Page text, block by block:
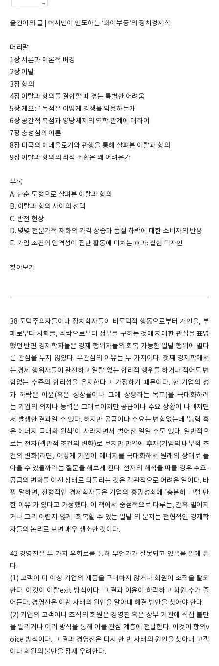
옮긴이의 글 | 허시먼이 인도하는 ‘화이부동’의 정치경제학
머리말
1장 서론과 이론적 배경
2장 이탈
3장 항의
4장 이탈과 항의를 결합할 때 겪는 특별한 어려움
5장 게으른 독점은 어떻게 경쟁을 악용하는가
6장 공간적 복점과 양당체제의 역학 관계에 대하여
7장 충성심의 이론
8장 미국의 이데올로기와 관행을 통해 살펴본 이탈과 항의
9장 이탈과 항의의 최적 조합은 왜 어려운가
부록
A. 단순 도형으로 살펴본 이탈과 항의
B. 이탈과 항의 사이의 선택
C. 반전 현상
D. 몇몇 전문가적 재화의 가격 상승과 품질 하락에 대한 소비자의 반응
E. 가입 조건의 엄격성이 집단 활동에 미치는 효과: 실험 디자인
찾아보기
38 도덕주의자들이나 정치학자들이 비도덕적 행동으로부터 개인을, 부
패로부터 사회를, 쇠락으로부터 정부를 구하는 것에 지대한 관심을 표명
했던 반면 경제학자들은 경제 행위자들의 회복 가능한 일탈 행위에 별다
른 관심을 두지 않았다. 무관심의 이유는 두 가지이다. 첫째 경제학에서
는 경제 행위자들이 완전하고 일탈 없는 합리적 행위를 하거나 적어도 변
함없는 수준의 합리성을 유지한다고 가정하기 때문이다. 한 기업의 성
과 하락은 이윤(혹은 성장률이나 그에 상응하는 목표)을 극대화하려
는 기업의 의지나 능력은 그대로이지만 공급이나 수요 상황이 나빠지면
서 발생한 결과일 수 있다. 하지만 공급이나 수요는 변함없는데 '능력 혹
은 에너지 극대화 원칙’이 사라지면서 벌어진 일일 수도 있다. 일반적으
로는 전자(객관적 조건의 변화)로 보지만 만약에 후자(기업의 내부적 조
건의 변화)라면, 어떻게 기업이 에너지를 극대화해서 원래의 상태로 돌
아올 수 있을까라는 질문을 해보게 된다. 전자의 해석을 따를 경우 수요-
공급의 변화를 이전 상태로 되돌리는 것은 객관적으로 어려운 일이다. 바
꿔 말하면, 전형적인 경제학자들은 기업의 흥망성쇠에 '충분히 그럴 만
한 이유'가 있다고 가정했다. 이 책에서 중점적으로 다루는, 간혹 벌어지
거나 그리 어렵지 않게 '회복할 수 있는 일탈'의 문제는 전형적인 경제학
자들의 논리로 보면 매우 생소한 것이다.
42 경영진은 두 가지 우회로를 통해 무언가가 잘못되고 있음을 알게 된
다.
(1) 고객이 더 이상 기업의 제품을 구매하지 않거나 회원이 조직을 탈퇴
한다. 이것이 이탈exit 방식이다. 그 결과 이윤이 하락하고 회원 수가 줄
어든다. 경영진은 이런 사태의 원인을 알아내 해결 방안을 찾아야 한다.
(2) 기업의 고객이나 조직의 회원은 경영진 혹은 상부 기관에 직접 불만
을 알리거나 여러 방식을 통해 이를 관심 계층에 전달한다. 이것이 항의v
oice 방식이다. 그 결과 경영진은 다시 한 번 사태의 원인을 찾아내 고객
이나 회원의 불만을 잠재 우려한다.